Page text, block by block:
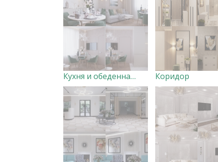
Кухня и обеденная зона Коридор